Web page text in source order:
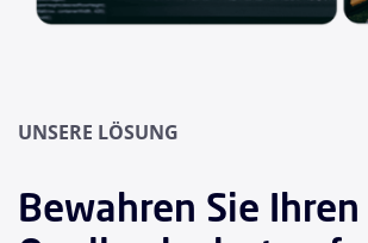
UNSERE LÖSUNG
Bewahren Sie Ihren